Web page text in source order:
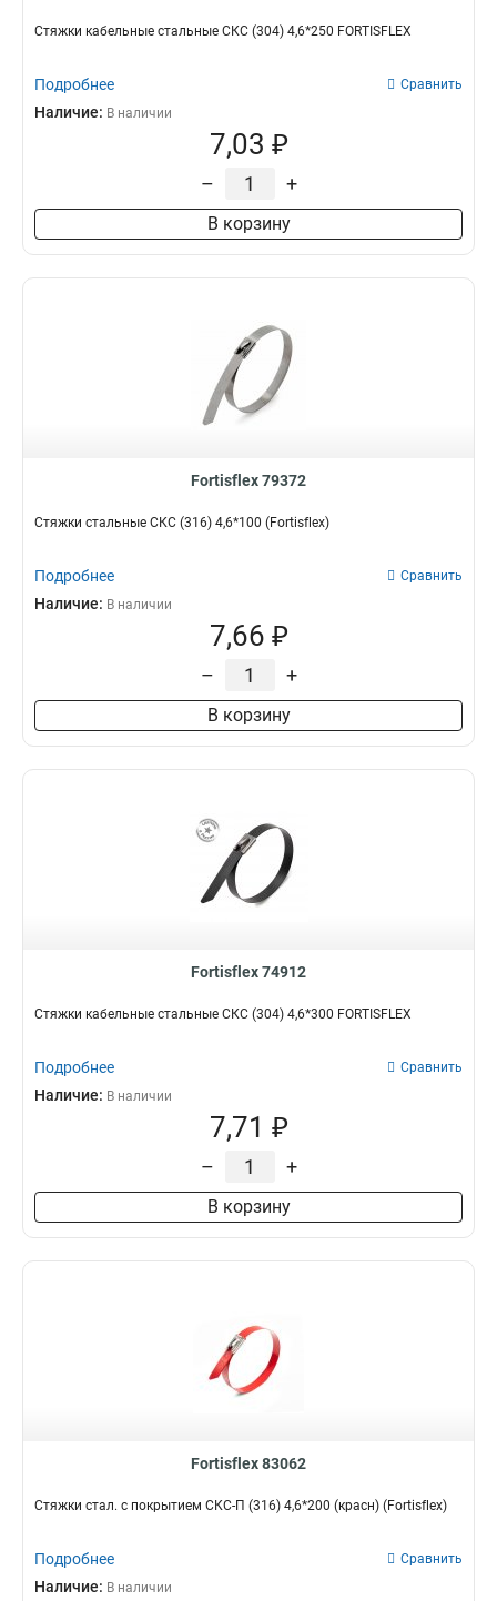
Стяжки кабельные стальные СКС (304) 4,6*250 FORTISFLEX
Подробнее Сравнить
Наличие: В наличии
7,03 ₽
– +
В корзину
Fortisflex 79372
Стяжки стальные СКС (316) 4,6*100 (Fortisflex)
Подробнее Сравнить
Наличие: В наличии
7,66 ₽
– +
В корзину
Fortisflex 74912
Стяжки кабельные стальные СКС (304) 4,6*300 FORTISFLEX
Подробнее Сравнить
Наличие: В наличии
7,71 ₽
– +
В корзину
Fortisflex 83062
Стяжки стал. с покрытием СКС-П (316) 4,6*200 (красн) (Fortisflex)
Подробнее Сравнить
Наличие: В наличии